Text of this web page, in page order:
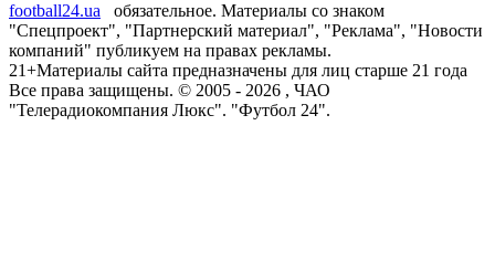
football24.ua
обязательное. Материалы со знаком
"Спецпроект", "Партнерский материал", "Реклама", "Новости
компаний" публикуем на правах рекламы.
21+Материалы сайта предназначены для лиц старше 21 года
Все права защищены. © 2005 - 2026 , ЧАО
"Телерадиокомпания Люкс". "Футбол 24".